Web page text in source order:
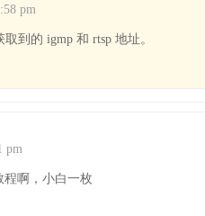
pm
到的 igmp 和 rtsp 地址。
pm
啊，小白一枚